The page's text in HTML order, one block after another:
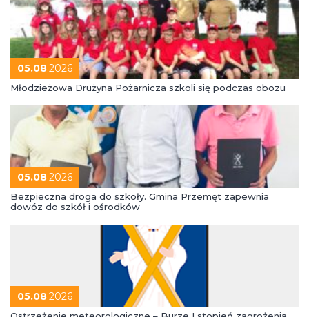
05.08.2026
Młodzieżowa Drużyna Pożarnicza szkoli się podczas obozu
05.08.2026
Bezpieczna droga do szkoły. Gmina Przemęt zapewnia
dowóz do szkół i ośrodków
05.08.2026